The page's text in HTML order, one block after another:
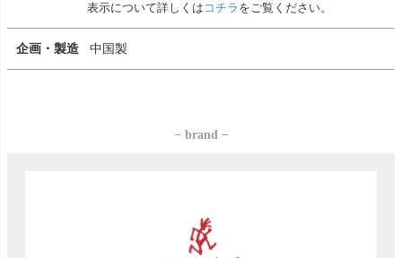
表示について詳しくは コチラ をご覧ください。
企画・製造 中国製
− brand −